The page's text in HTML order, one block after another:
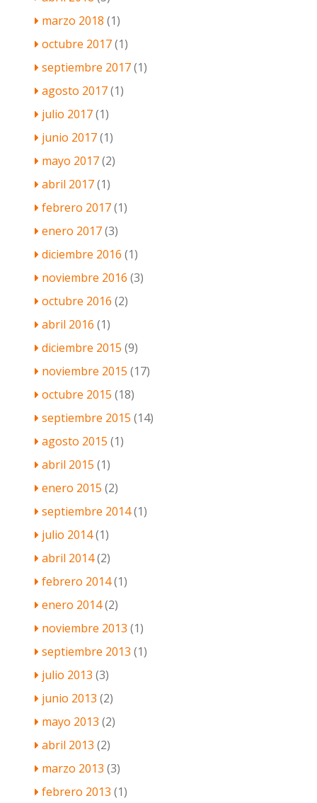
marzo 2018 (1)
octubre 2017(1)
septiembre 2017(1)
agosto 2017(1)
julio 2017(1)
junio 2017(1)
mayo 2017(2)
abril 2017(1)
febrero 2017(1)
enero 2017(3)
diciembre 2016 (1)
noviembre 2016 (3)
octubre 2016 (2)
abril 2016 (1)
diciembre 2015 (9)
noviembre 2015 (17)
octubre 2015 (18)
septiembre 2015 (14)
agosto 2015 (1)
abril 2015 (1)
enero 2015 (2)
septiembre 2014(1)
julio 2014(1)
abril 2014(2)
febrero 2014(1)
enero 2014(2)
noviembre 2013 (1)
septiembre 2013 (1)
julio 2013 (3)
junio 2013 (2)
mayo 2013 (2)
abril 2013 (2)
marzo 2013 (3)
febrero 2013 (1)